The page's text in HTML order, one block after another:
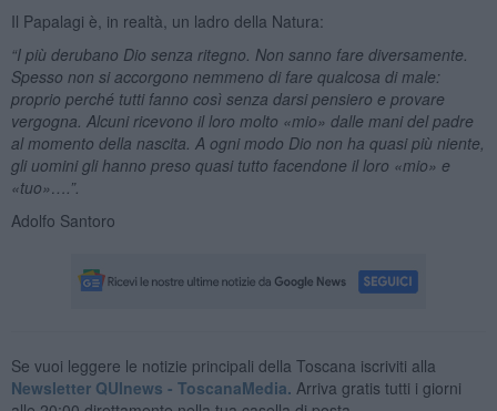
Il Papalagi è, in realtà, un ladro della Natura:
“I più derubano Dio senza ritegno. Non sanno fare diversamente.
Spesso non si accorgono nemmeno di fare qualcosa di male:
proprio perché tutti fanno così senza darsi pensiero e provare
vergogna. Alcuni ricevono il loro molto «mio» dalle mani del padre
al momento della nascita. A ogni modo Dio non ha quasi più niente,
gli uomini gli hanno preso quasi tutto facendone il loro «mio» e
«tuo»….”.
Adolfo Santoro
Se vuoi leggere le notizie principali della Toscana iscriviti alla
Newsletter QUInews - ToscanaMedia. Arriva gratis tutti i giorni